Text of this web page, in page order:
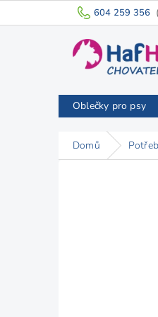
na
604 259 356
Oblečky pro psy
Domů